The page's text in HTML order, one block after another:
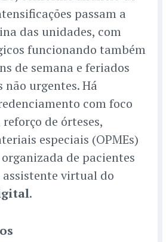
passam a
das unidades, com
funcionando também
de semana e feriados
urgentes. Há
com foco
de órteses,
especiais (OPMEs)
de pacientes
virtual do
.